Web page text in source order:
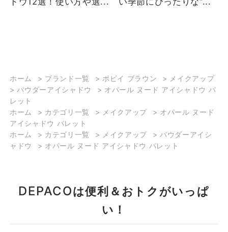
ホーム > ブランド一覧 > ボビイ ブラウン > メイクアップ
> パウダーアイシャドウ > オパール ヌード アイシャドウ パ
レット
ホーム
> カテゴリ一覧 > メイクアップ > オパール ヌード
アイシャドウ パレット
ホーム
> カテゴリ一覧 > メイクアップ > パウダーアイシ
ャドウ
> オパール ヌード アイシャドウ パレット
DEPACOは便利＆おトクがいっぱ
い！